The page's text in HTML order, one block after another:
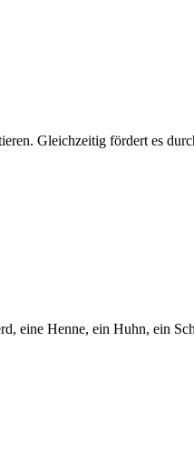
Gleichzeitig fördert es
eine Henne, ein Huhn, ein